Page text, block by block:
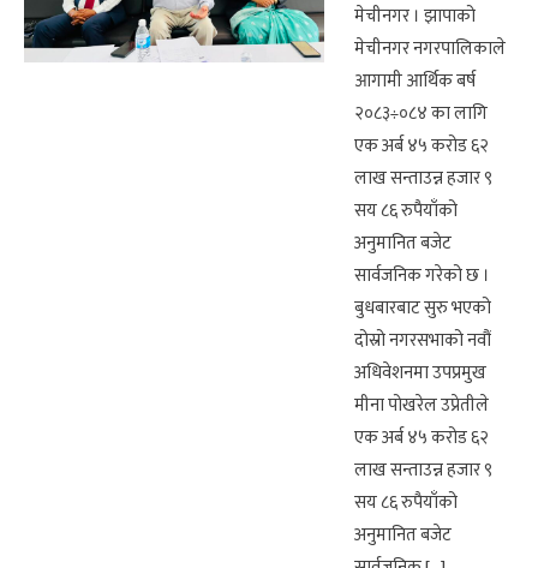
मेचीनगर । झापाको
मेचीनगर नगरपालिकाले
आगामी आर्थिक बर्ष
२०८३÷०८४ का लागि
एक अर्ब ४५ करोड ६२
लाख सन्ताउन्न हजार ९
सय ८६ रुपैयाँको
अनुमानित बजेट
सार्वजनिक गरेको छ ।
बुधबारबाट सुरु भएको
दोस्रो नगरसभाको नवौं
अधिवेशनमा उपप्रमुख
मीना पोखरेल उप्रेतीले
एक अर्ब ४५ करोड ६२
लाख सन्ताउन्न हजार ९
सय ८६ रुपैयाँको
अनुमानित बजेट